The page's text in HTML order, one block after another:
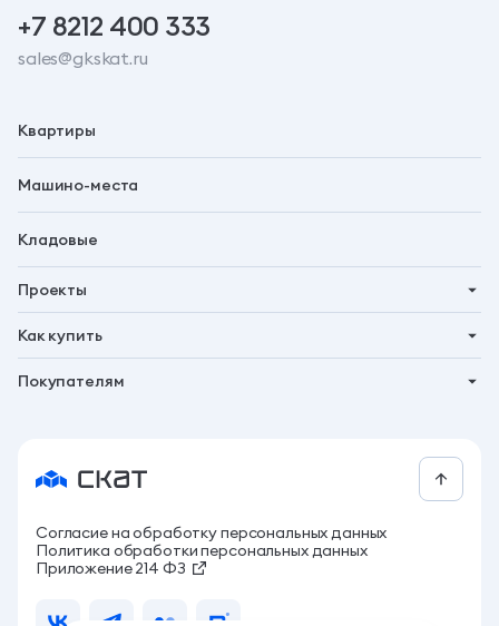
+7 8212 400 333
sales@gkskat.ru
Квартиры
Машино-места
Кладовые
Проекты
Бьярма
Как купить
За свои
Покупателям
Контакты
Программа привилегий
Архитектура жизни
Согласие на обработку персональных данных
Политика обработки персональных данных
Приложение 214 ФЗ